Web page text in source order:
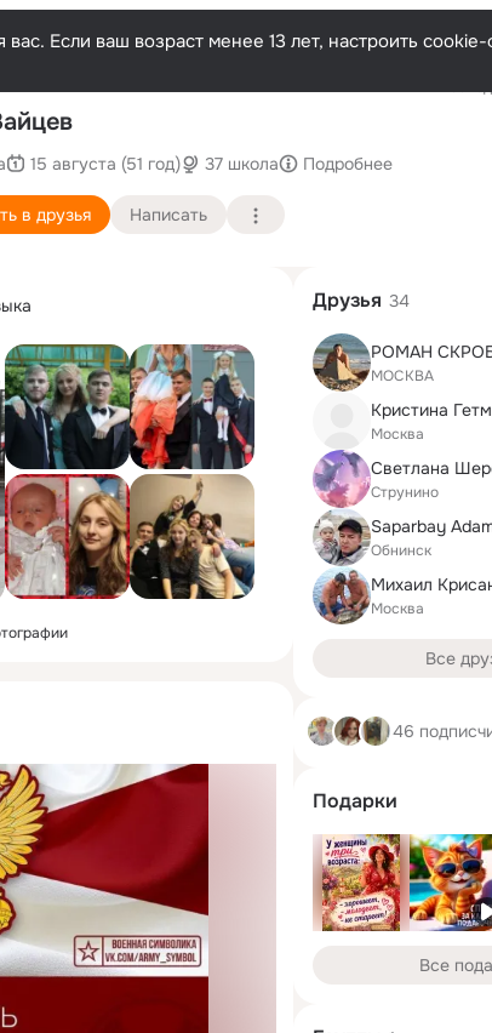
Если ваш возраст менее 13 лет, настроить
15 августа (51 год) 37 школа Подробнее
в друзья Написать
Друзья 34
РОМАН
МОСКВА
Кристина
Москва
Cтрунино
Saparbay
Обнинск
Михаил
Москва
Все
46
Подарки
Все